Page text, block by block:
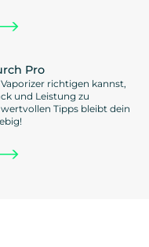
Pro
richtigen kannst,
und Leistung zu
Tipps bleibt dein